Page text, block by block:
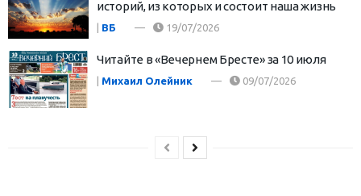
историй, из которых и состоит наша жизнь
ВБ 19/07/2026
Читайте в «Вечернем Бресте» за 10 июля
Михаил Олейник 09/07/2026